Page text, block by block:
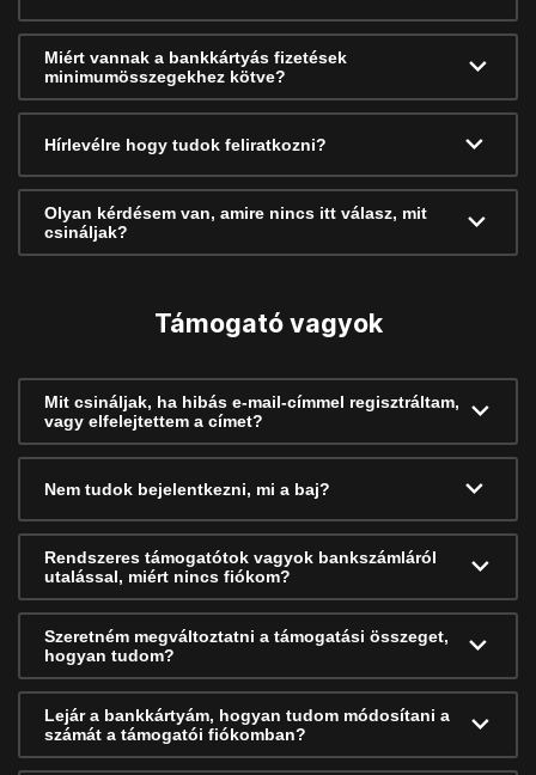
Miért vannak a bankkártyás fizetések
minimumösszegekhez kötve?
Hírlevélre hogy tudok feliratkozni?
Olyan kérdésem van, amire nincs itt válasz, mit
csináljak?
Támogató vagyok
Mit csináljak, ha hibás e-mail-címmel regisztráltam,
vagy elfelejtettem a címet?
Nem tudok bejelentkezni, mi a baj?
Rendszeres támogatótok vagyok bankszámláról
utalással, miért nincs fiókom?
Szeretném megváltoztatni a támogatási összeget,
hogyan tudom?
Lejár a bankkártyám, hogyan tudom módosítani a
számát a támogatói fiókomban?